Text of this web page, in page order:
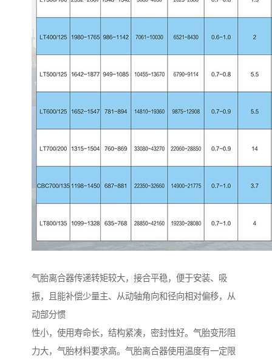
气胎离合器传递转矩较大，接合平稳，便于安装、吸
振，且能补偿少量主、从动轴角向和径向相对偏移，从
动部分惯
性小，使用寿命长，结构紧凑，密封性好。气胎变形阻
力大，气胎材料要求高。气胎离合器使用温度有一定限